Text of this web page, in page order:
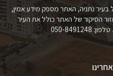
בעיר נתניה, האתר מספק מידע אמין,
אזור הסיקור של האתר כולל את העיר
8491248